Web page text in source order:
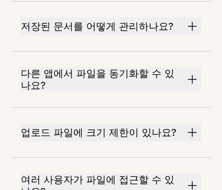
저장된 문서를 어떻게 관리하나요?
다른 앱에서 파일을 동기화할 수 있
나요?
업로드 파일에 크기 제한이 있나요?
여러 사용자가 파일에 접근할 수 있